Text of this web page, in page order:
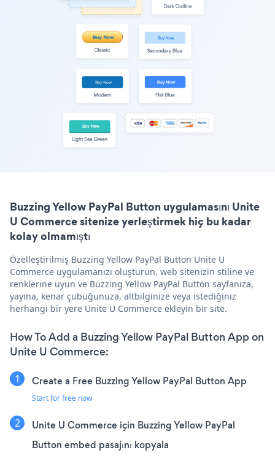
Buzzing Yellow PayPal Button uygulamasını Unite
U Commerce sitenize yerleştirmek hiç bu kadar
kolay olmamıştı
Özelleştirilmiş Buzzing Yellow PayPal Button Unite U
Commerce uygulamanızı oluşturun, web sitenizin stiline ve
renklerine uyun ve Buzzing Yellow PayPal Button sayfanıza,
yayına, kenar çubuğunuza, altbilginize veya istediğiniz
herhangi bir yere Unite U Commerce ekleyin bir site.
How To Add a Buzzing Yellow PayPal Button App on
Unite U Commerce:
Create a Free Buzzing Yellow PayPal Button App
Start for free now
Unite U Commerce için Buzzing Yellow PayPal
Button embed pasajını kopyala